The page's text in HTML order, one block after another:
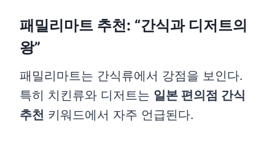
패밀리마트 추천: “간식과 디저트의
왕”
패밀리마트는 간식류에서 강점을 보인다.
특히 치킨류와 디저트는 일본 편의점 간식
추천 키워드에서 자주 언급된다.